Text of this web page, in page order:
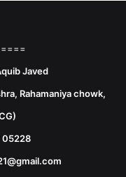
Javed
Rahamaniya chowk,
05228